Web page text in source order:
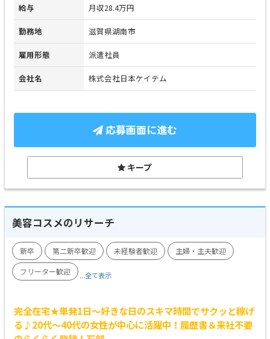
給与 月収28.4万円
勤務地 滋賀県湖南市
雇用形態 派遣社員
会社名 株式会社日本ケイテム
応募画面に進む
キープ
美容コスメのリサーチ
新卒 第二新卒歓迎 未経験者歓迎
主婦・主夫歓迎
フリーター歓迎
...全て表示
完全在宅★単発1日～好きな日のスキマ時間でサクッと稼げ
る♪20代～40代の女性が中心に活躍中！履歴書＆来社不要